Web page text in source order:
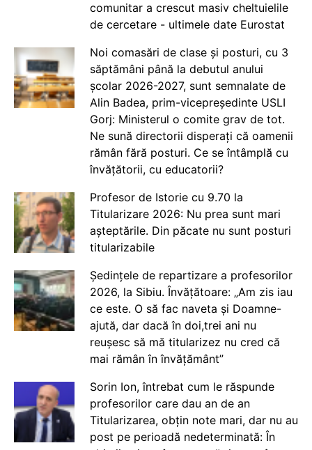
comunitar a crescut masiv cheltuielile
de cercetare - ultimele date Eurostat
Noi comasări de clase și posturi, cu 3
săptămâni până la debutul anului
școlar 2026-2027, sunt semnalate de
Alin Badea, prim-vicepreședinte USLI
Gorj: Ministerul o comite grav de tot.
Ne sună directorii disperați că oamenii
rămân fără posturi. Ce se întâmplă cu
învățătorii, cu educatorii?
Profesor de Istorie cu 9.70 la
Titularizare 2026: Nu prea sunt mari
așteptările. Din păcate nu sunt posturi
titularizabile
Ședințele de repartizare a profesorilor
2026, la Sibiu. Învățătoare: „Am zis iau
ce este. O să fac naveta și Doamne-
ajută, dar dacă în doi,trei ani nu
reușesc să mă titularizez nu cred că
mai rămân în învățământ”
Sorin Ion, întrebat cum le răspunde
profesorilor care dau an de an
Titularizarea, obțin note mari, dar nu au
post pe perioadă nedeterminată: În